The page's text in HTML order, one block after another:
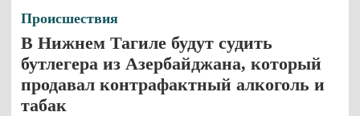
Происшествия
В Нижнем Тагиле будут судить
бутлегера из Азербайджана, который
продавал контрафактный алкоголь и
табак